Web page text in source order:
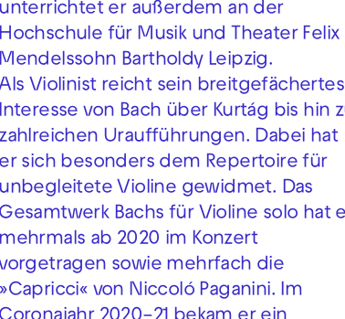
unterrichtet er außerdem an der
Hochschule für Musik und Theater Felix
Mendelssohn Bartholdy Leipzig.
Violinist reicht sein breitgefächertes
Interesse von Bach über Kurtág bis hin
zahlreichen Uraufführungen. Dabei hat
er sich besonders dem Repertoire für
unbegleitete Violine gewidmet. Das
Gesamtwerk Bachs für Violine solo hat
mehrmals ab 2020 im Konzert
sowie mehrfach die
»Capricci« von Niccoló Paganini. Im